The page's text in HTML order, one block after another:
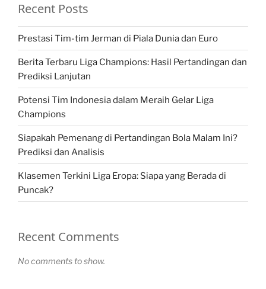
Recent Posts
Prestasi Tim-tim Jerman di Piala Dunia dan Euro
Berita Terbaru Liga Champions: Hasil Pertandingan dan
Prediksi Lanjutan
Potensi Tim Indonesia dalam Meraih Gelar Liga
Champions
Siapakah Pemenang di Pertandingan Bola Malam Ini?
Prediksi dan Analisis
Klasemen Terkini Liga Eropa: Siapa yang Berada di
Puncak?
Recent Comments
No comments to show.